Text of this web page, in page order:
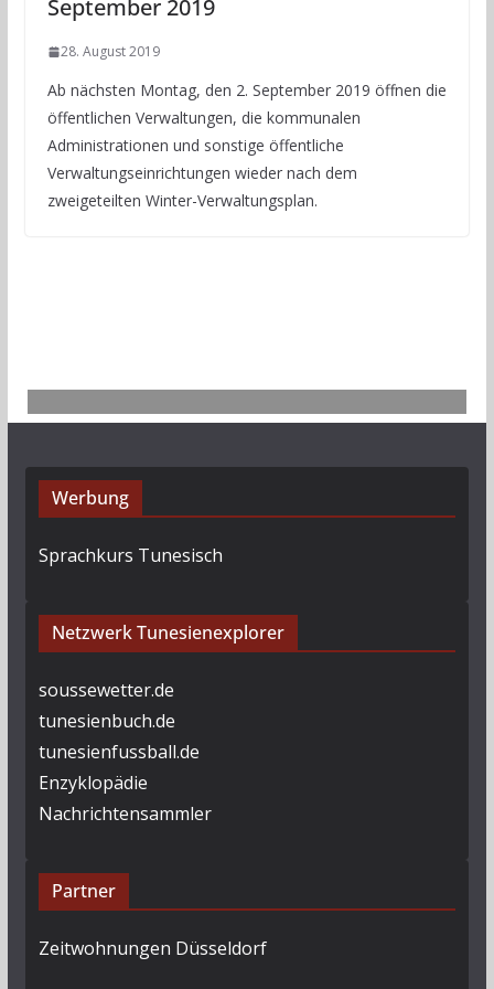
September 2019
28. August 2019
Ab nächsten Montag, den 2. September 2019 öffnen die
öffentlichen Verwaltungen, die kommunalen
Administrationen und sonstige öffentliche
Verwaltungseinrichtungen wieder nach dem
zweigeteilten Winter-Verwaltungsplan.
Werbung
Sprachkurs Tunesisch
Netzwerk Tunesienexplorer
soussewetter.de
tunesienbuch.de
tunesienfussball.de
Enzyklopädie
Nachrichtensammler
Partner
Zeitwohnungen Düsseldorf